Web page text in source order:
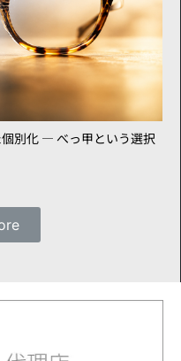
別化 ― べっ甲という選択